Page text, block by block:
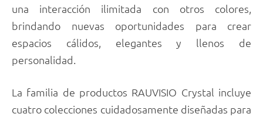
una interacción ilimitada con otros colores,
brindando nuevas oportunidades para crear
espacios cálidos, elegantes y llenos de
personalidad.
La familia de productos RAUVISIO Crystal incluye
cuatro colecciones cuidadosamente diseñadas para